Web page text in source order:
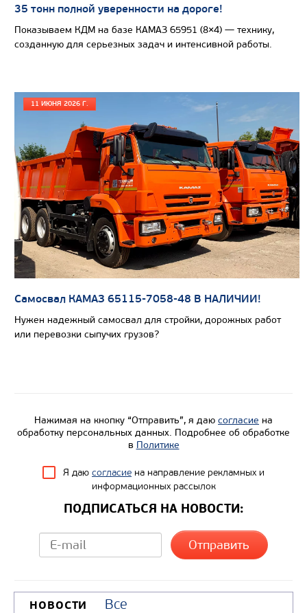
Цена по запросу
Производитель
Экологический класс
Грузоподъемность, кг
Вместимость кузова, м3
Направление разгрузки
Колесная формула
Узнать цену
35 тонн полной уверенности на дороге!
Показываем КДМ на базе КАМАЗ 65951 (8×4) — технику,
созданную для серьезных задач и интенсивной работы.
11 ИЮНЯ 2026 Г.
Самосвал КАМАЗ 65115-7058-48 В НАЛИЧИИ!
Нужен надежный самосвал для стройки, дорожных работ
или перевозки сыпучих грузов?
Нажимая на кнопку “Отправить”, я даю согласие на
обработку персональных данных. Подробнее об обработке
в Политике
Я даю согласие на направление рекламных и
информационных рассылок
ПОДПИСАТЬСЯ НА НОВОСТИ:
НОВОСТИ
Все